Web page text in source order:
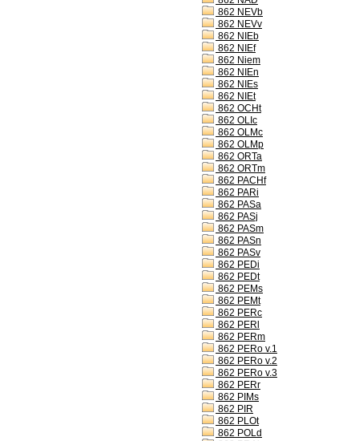
862 NEVb
862 NEVv
862 NIEb
862 NIEf
862 Niem
862 NIEn
862 NIEs
862 NIEt
862 OCHt
862 OLIc
862 OLMc
862 OLMp
862 ORTa
862 ORTm
862 PACHf
862 PARi
862 PASa
862 PASj
862 PASm
862 PASn
862 PASv
862 PEDi
862 PEDt
862 PEMs
862 PEMt
862 PERc
862 PERl
862 PERm
862 PERo v.1
862 PERo v.2
862 PERo v.3
862 PERr
862 PIMs
862 PIR
862 PLOt
862 POLd